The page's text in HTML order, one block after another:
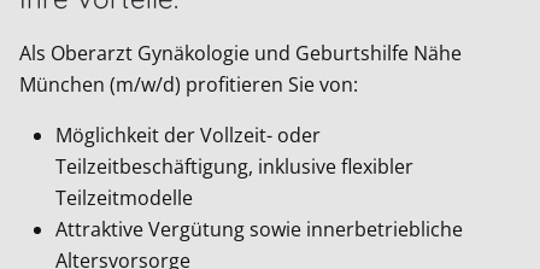
Als Oberarzt Gynäkologie und Geburtshilfe Nähe
München (m/w/d) profitieren Sie von:
Möglichkeit der Vollzeit- oder
Teilzeitbeschäftigung, inklusive flexibler
Teilzeitmodelle
Attraktive Vergütung sowie innerbetriebliche
Altersvorsorge